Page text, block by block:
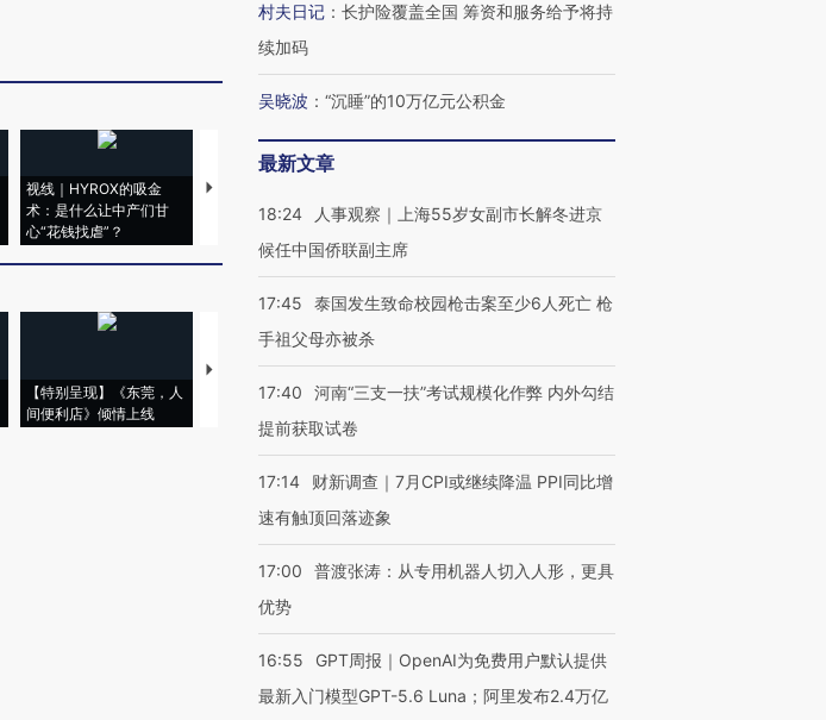
视线｜HYROX的吸金
术：是什么让中产们甘
心“花钱找虐”？
马航飞行员跨国走私7万
粒摇头丸 尿检体内含3种
度Z世代 用街头抗争将教
机”？难民潮撕裂西班牙
【特别呈现】《东莞，人
间便利店》倾情上线
【推广】走进第四届链博
会，让数智科技“链”接产
【特别呈现】寻找100种
【商旅对话】华住集团
CFO：不靠规模取胜，华
村夫日记 ： 长护险覆盖全国 筹资和服务给予将持
续加码
吴晓波 ： “沉睡”的10万亿元公积金
最新文章
18:24
人事观察｜上海55岁女副市长解冬进京
候任中国侨联副主席
17:45
泰国发生致命校园枪击案至少6人死亡 枪
手祖父母亦被杀
17:40
河南“三支一扶”考试规模化作弊 内外勾结
提前获取试卷
17:14
财新调查｜7月CPI或继续降温 PPI同比增
速有触顶回落迹象
17:00
普渡张涛：从专用机器人切入人形，更具
优势
16:55
GPT周报｜OpenAI为免费用户默认提供
最新入门模型GPT-5.6 Luna；阿里发布2.4万亿